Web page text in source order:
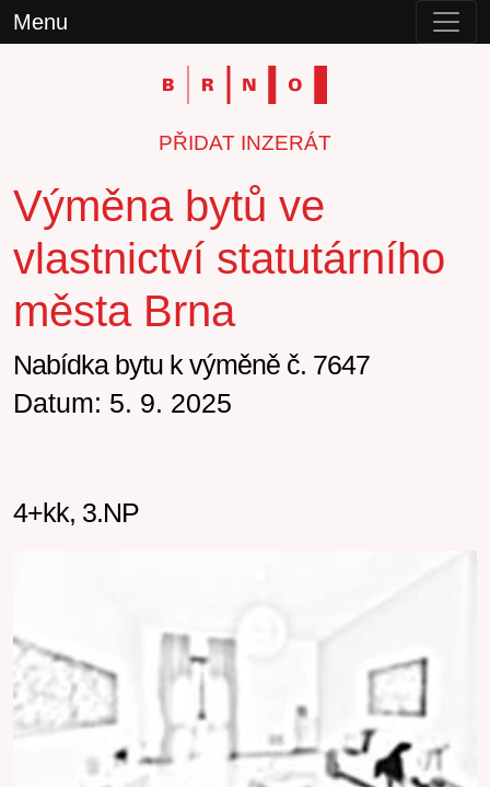
Menu
PŘIDAT INZERÁT
Výměna bytů ve
vlastnictví statutárního
města Brna
Nabídka bytu k výměně č. 7647
Datum: 5. 9. 2025
4+kk, 3.NP